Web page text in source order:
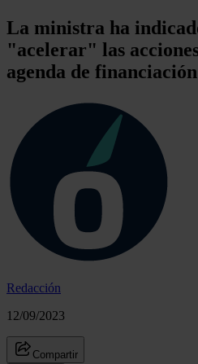
La ministra ha
"acelerar" las
agenda de
Redacción
12/09/2023
Compartir